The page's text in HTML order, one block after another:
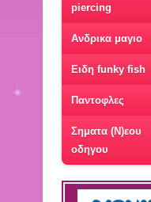
piercing
Ανδρικα μαγιο
Ειδη funky fish
Παντοφλες
Σηματα (Ν)εου
οδηγου